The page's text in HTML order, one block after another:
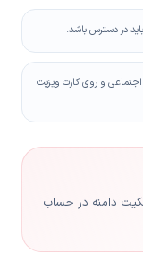
و روی کارت ویزیت
دامنه در حساب